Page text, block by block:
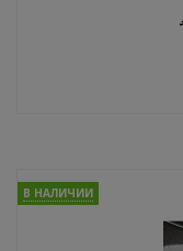
В НАЛИЧИИ